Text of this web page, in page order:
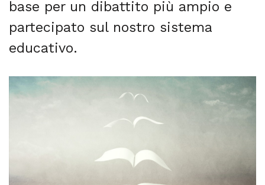
base per un dibattito più ampio e
partecipato sul nostro sistema
educativo.